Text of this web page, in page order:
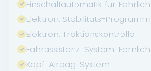
Einschaltautomatik für
Elektron. Stabilitäts-Programm
Elektron. Traktionskontrolle
Fahrassistenz-System:
Kopf-Airbag-System